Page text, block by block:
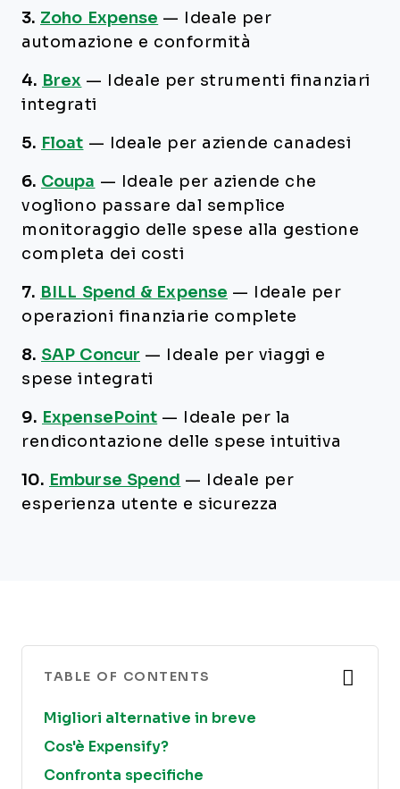
3. Zoho Expense —
Ideale per
automazione e conformità
4. Brex —
Ideale per strumenti finanziari
integrati
5. Float — Ideale per aziende canadesi
6. Coupa —
Ideale per aziende che
vogliono passare dal semplice
monitoraggio delle spese alla gestione
completa dei costi
7. BILL Spend & Expense —
Ideale per
operazioni finanziarie complete
8. SAP Concur —
Ideale per viaggi e
spese integrati
9. ExpensePoint —
Ideale per la
rendicontazione delle spese intuitiva
10. Emburse Spend —
Ideale per
esperienza utente e sicurezza
TABLE OF CONTENTS
Migliori alternative in breve
Cos'è Expensify?
Confronta specifiche